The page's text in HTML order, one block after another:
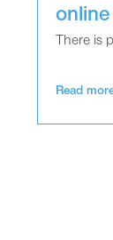
online
There is
Read